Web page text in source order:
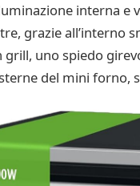
interna
grazie all’interno
grill, uno spiedo
del mini forno,